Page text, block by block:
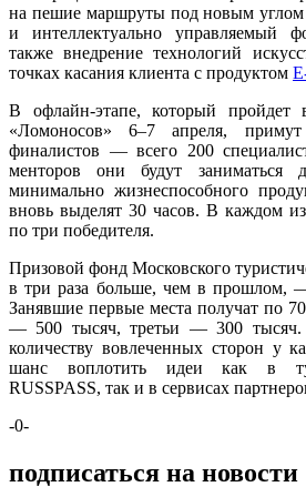
на пешие маршруты под новым
и интеллектуально управляемый
также внедрение технологий
точках касания клиента с продуктом
В офлайн-этапе, который пройдет
«Ломоносов» 6–7 апреля,
финалистов — всего 200
менторов они будут заниматься
минимально жизнеспособного
вновь выделят 30 часов. В каждом
по три победителя.
Призовой фонд Московского
в три раза больше, чем в прошлом,
Занявшие первые места получат по
— 500 тысяч, третьи — 300 тысяч.
количеству вовлеченных сторон у
шанс воплотить идеи как в
RUSSPASS, так и в сервисах
-0-
подписаться на новости